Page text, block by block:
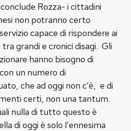
Rozza- i cittadini
non potranno certo
capace di rispondere ai
grandi e cronici disagi. Gli
hanno bisogno di
un numero di
che ad oggi non c’è, e di
certi, non una tantum.
nulla di tutto questo è
di oggi è solo l’ennesima